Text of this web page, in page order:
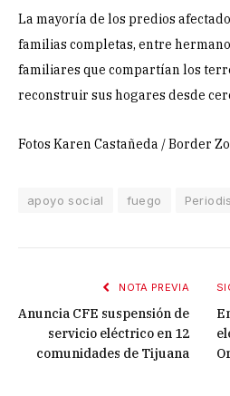
La mayoría de los predios
familias completas, entre
familiares que compartían los
reconstruir sus hogares desde
Fotos Karen Castañeda / Border
apoyo social fuego
NOTA PREVIA
Anuncia CFE suspensión de
servicio eléctrico en 12
comunidades de Tijuana